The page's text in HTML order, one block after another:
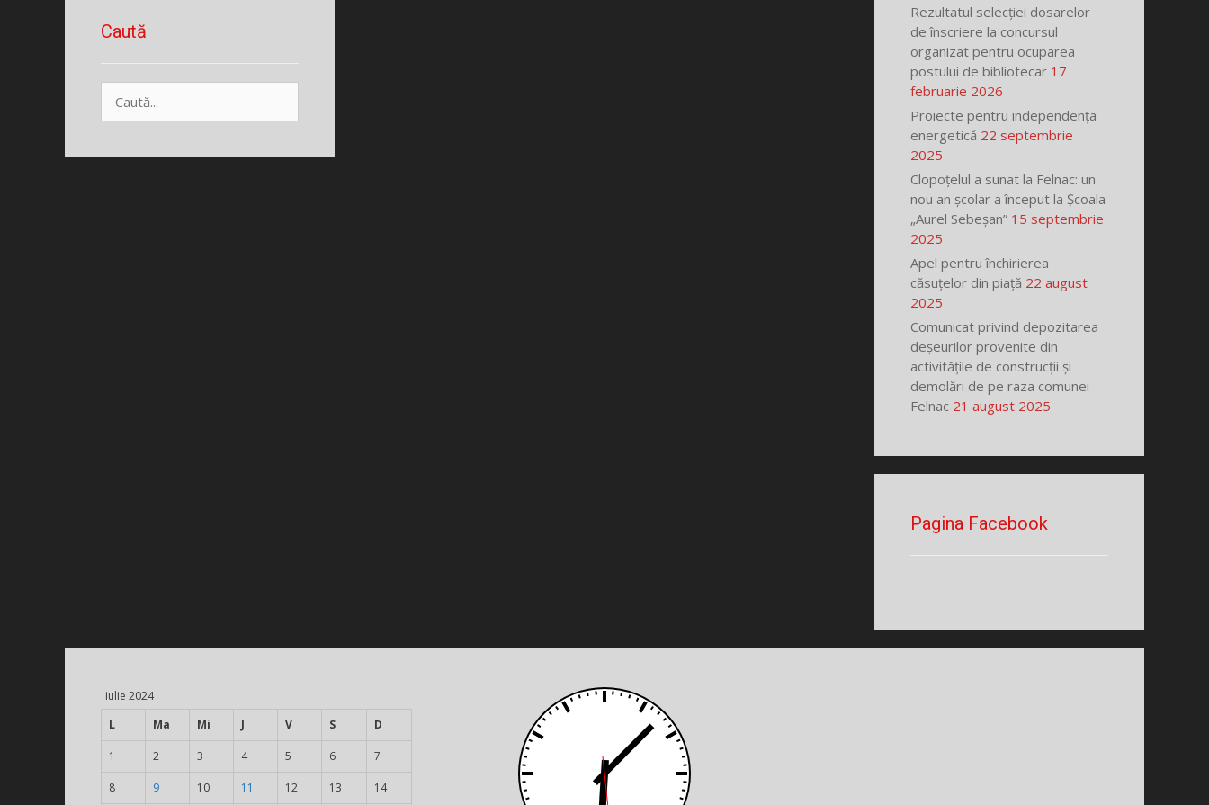
Caută
după:
Rezultatul selecției dosarelor
de înscriere la concursul
organizat pentru ocuparea
postului de bibliotecar 17
februarie 2026
Proiecte pentru independența
energetică 22 septembrie
2025
Clopoțelul a sunat la Felnac: un
nou an școlar a început la Școala
„Aurel Sebeșan” 15 septembrie
2025
Apel pentru închirierea
căsuțelor din piață 22 august
2025
Comunicat privind depozitarea
deșeurilor provenite din
activitățile de construcții și
demolări de pe raza comunei
Felnac 21 august 2025
Pagina Facebook
iulie 2024
L
Ma Mi J V S D
1 2 3 4 5 6 7
8 9 10 11 12 13 14